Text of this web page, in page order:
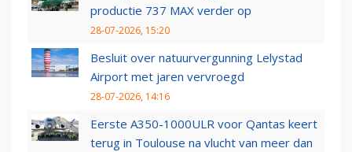
productie 737 MAX verder op
28-07-2026, 15:20
Besluit over natuurvergunning Lelystad
Airport met jaren vervroegd
28-07-2026, 14:16
Eerste A350-1000ULR voor Qantas keert
terug in Toulouse na vlucht van meer dan